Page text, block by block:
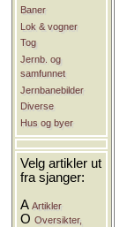
Baner
Lok & vogner
Tog
Jernb. og
samfunnet
Jernbanebilder
Diverse
Hus og byer
Velg artikler ut
fra sjanger:
AArtikler
OOversikter,